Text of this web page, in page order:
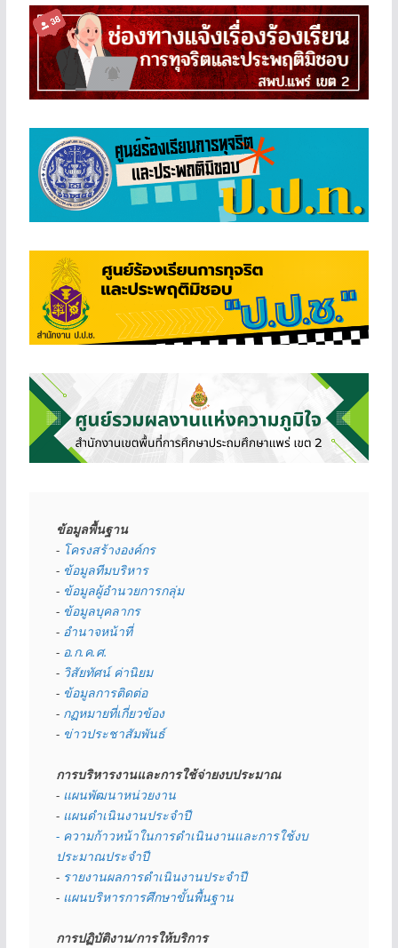
ข้อมูลพื้นฐาน
- โครงสร้างองค์กร
- ข้อมูลทีมบริหาร
- ข้อมูลผู้อำนวยการกลุ่ม
- ข้อมูลบุคลากร
- อำนาจหน้าที่
- อ.ก.ค.ศ.
- วิสัยทัศน์ ค่านิยม
- ข้อมูลการติดต่อ
- กฏหมายที่เกี่ยวข้อง
- ข่าวประชาสัมพันธ์
การบริหารงานและการใช้จ่ายงบประมาณ
- แผนพัฒนาหน่วยงาน
- แผนดำเนินงานประจำปี
- ความก้าวหน้าในการดำเนินงานและการใช้งบ
ประมาณประจำปี
- รายงานผลการดำเนินงานประจำปี
- แผนบริหารการศึกษาขั้นพื้นฐาน
การปฏิบัติงาน/การให้บริการ